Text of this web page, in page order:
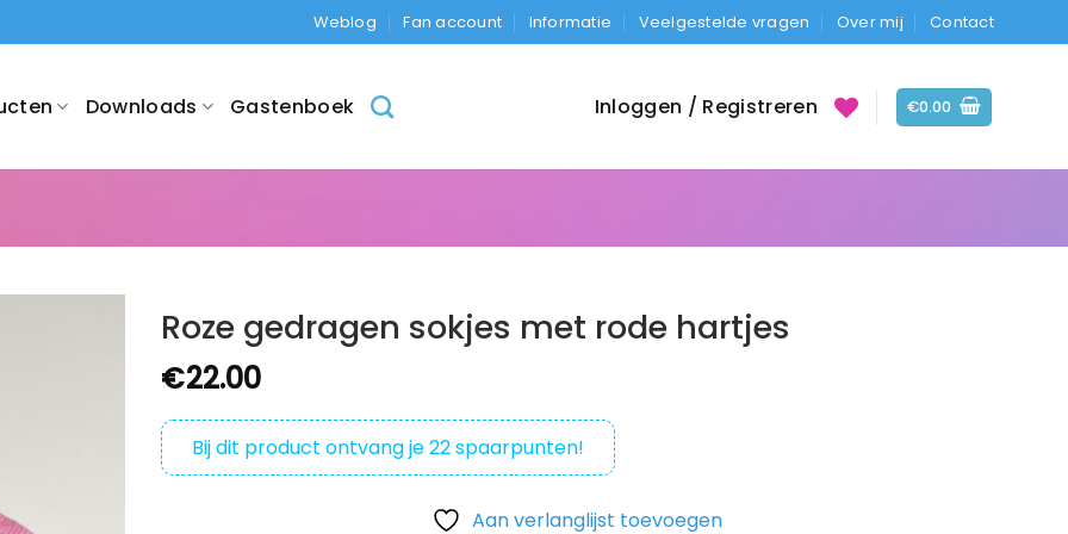
Weblog Fan account Informatie Veelgestelde vragen Over mij Contact
Downloads Gastenboek Inloggen / Registreren €0.00
Roze gedragen sokjes met rode hartjes
€22.00
Bij dit product ontvang je22spaarpunten!
Aan verlanglijst toevoegen